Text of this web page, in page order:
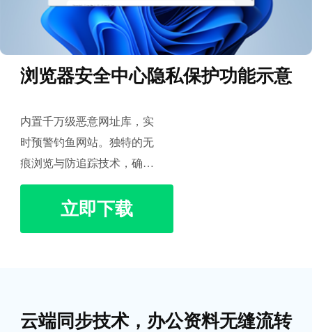
浏览器安全中心隐私保护功能示意
内置千万级恶意网址库，实
时预警钓鱼网站。独特的无
痕浏览与防追踪技术，确保
您的搜索记录与个人数据不
被第三方非法攫取。
立即下载
云端同步技术，办公资料无缝流转